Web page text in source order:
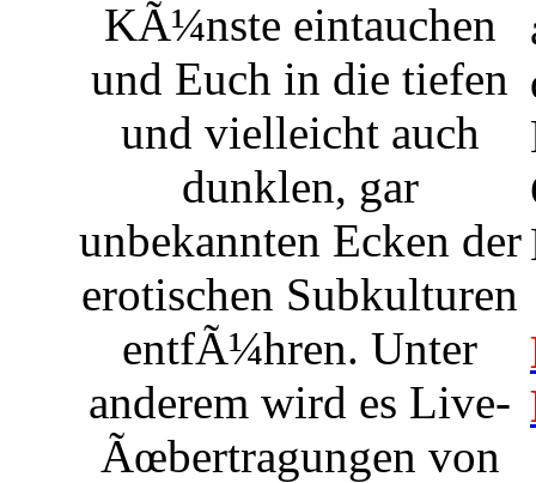
KÃ¼nste eintauchen
und Euch in die tiefen
und vielleicht auch
dunklen, gar
unbekannten Ecken der
erotischen Subkulturen
entfÃ¼hren. Unter
anderem wird es Live-
Ãœbertragungen von